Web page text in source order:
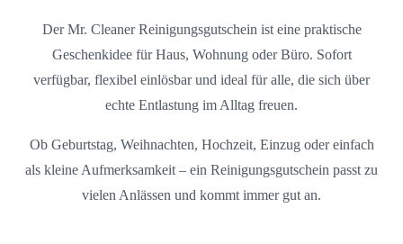
Der Mr. Cleaner Reinigungsgutschein ist eine praktische
Geschenkidee für Haus, Wohnung oder Büro. Sofort
verfügbar, flexibel einlösbar und ideal für alle, die sich über
echte Entlastung im Alltag freuen.
Ob Geburtstag, Weihnachten, Hochzeit, Einzug oder einfach
als kleine Aufmerksamkeit – ein Reinigungsgutschein passt zu
vielen Anlässen und kommt immer gut an.